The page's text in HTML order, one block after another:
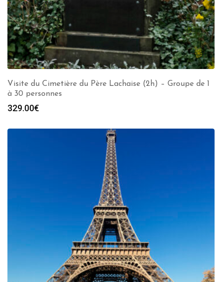
Visite du Cimetière du Père Lachaise (2h) – Groupe de 1
à 30 personnes
329.00€